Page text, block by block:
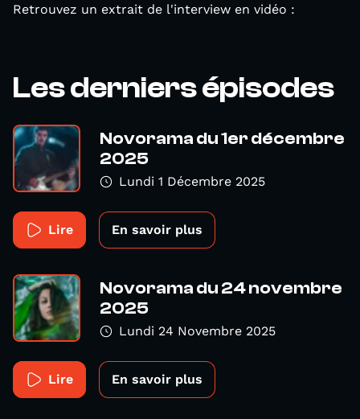
Retrouvez un extrait de l'interview en vidéo :
Les derniers épisodes
Novorama du 1er décembre
2025
Lundi 1 Décembre 2025
Lire En savoir plus
Novorama du 24 novembre
2025
Lundi 24 Novembre 2025
Lire En savoir plus